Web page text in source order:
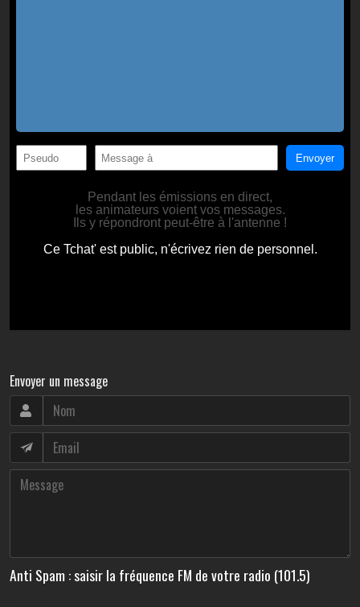
Envoyer un message
Anti Spam : saisir la fréquence FM de votre radio (101.5)